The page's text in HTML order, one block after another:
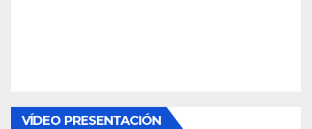
VÍDEO PRESENTACIÓN